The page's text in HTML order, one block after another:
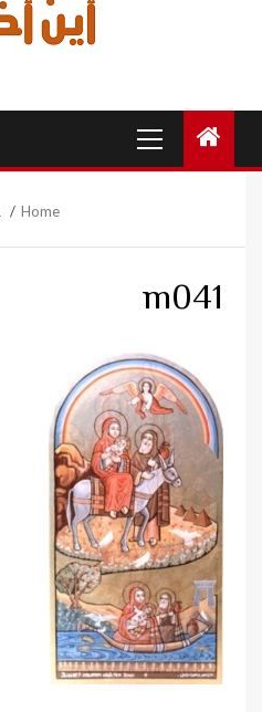
Menu
Home
m041